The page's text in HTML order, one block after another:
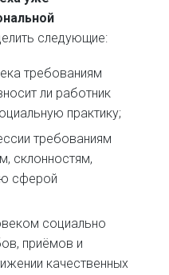
следующие:
требованиям
ли работник
практику;
требованиям
склонностям,
сферой
социально
приёмов и
качественных